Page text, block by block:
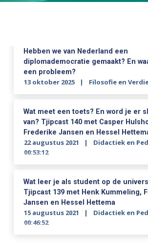
Hebben we van Nederland een
diplomademocratie gemaakt? En
een probleem?
13 oktober 2025 Filosofie en
Wat meet een toets? En word je er
van? Tjipcast 140 met Casper
Frederike Jansen en Hessel
22 augustus 2021
Didactiek en
00:53:12
Wat leer je als student op de
Tjipcast 139 met Henk Kummeling,
Jansen en Hessel Hettema
15 augustus 2021
Didactiek en
00:46:52